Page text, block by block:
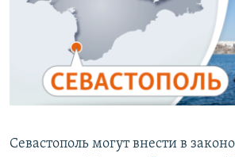
ПОБЕДИТЕЛЕЙ НЕ СУДЯТ?
КРЫМ.НЕПОКОРЕННЫЙ
ELIFBE
УКРАИНСКАЯ ПРОБЛЕМА КРЫМА
ПРИСОЕДИНЯЙТЕСЬ!
Севастополь могут внести в